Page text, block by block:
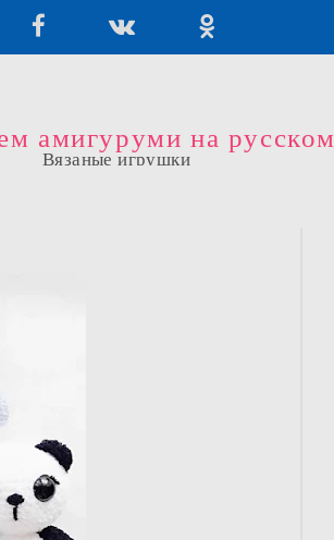
амигуруми на русском
Вязаные игрушки